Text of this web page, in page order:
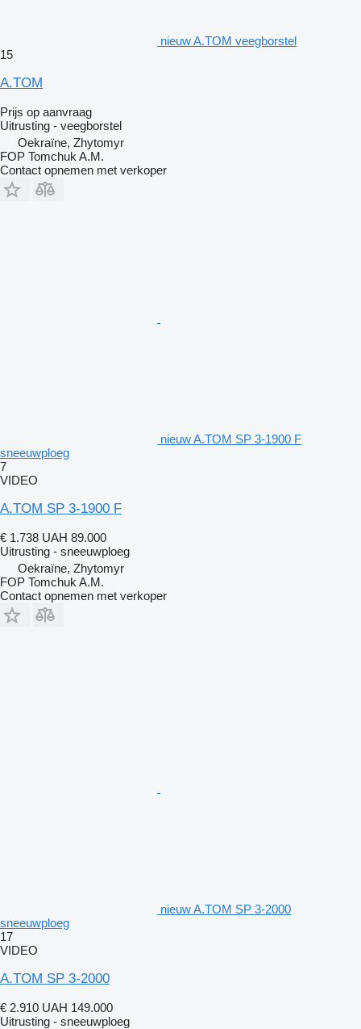
nieuw A.TOM veegborstel
15
A.TOM
Prijs op aanvraag
Uitrusting - veegborstel
Oekraïne, Zhytomyr
FOP Tomchuk A.M.
Contact opnemen met verkoper
nieuw A.TOM SP 3-1900 F
sneeuwploeg
7
VIDEO
A.TOM SP 3-1900 F
€ 1.738 UAH 89.000
Uitrusting - sneeuwploeg
Oekraïne, Zhytomyr
FOP Tomchuk A.M.
Contact opnemen met verkoper
nieuw A.TOM SP 3-2000
sneeuwploeg
17
VIDEO
A.TOM SP 3-2000
€ 2.910 UAH 149.000
Uitrusting - sneeuwploeg